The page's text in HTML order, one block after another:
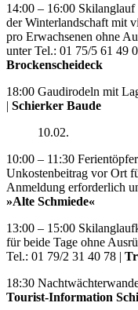
14:00 – 16:00
der Winterlandschaft mit
pro Erwachsenen ohne
unter Tel.: 01 75/5 61 49
Brockenscheideck
18:00 Gaudirodeln mit
| Schierker Baude
10.02.
10:00 – 11:30
Unkostenbeitrag vor Ort
Anmeldung erforderlich
»Alte Schmiede«
13:00 – 15:00
für beide Tage ohne
Tel.: 01 79/2 31 40 78 |
18:30
Tourist-Information